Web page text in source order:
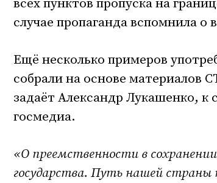
всех пунктов пропуска на
случае пропаганда вспомнила о
Ещё несколько примеров
собрали на основе материалов
задаёт Александр Лукашенко, к
госмедиа.
«О преемственности в
государства. Путь нашей